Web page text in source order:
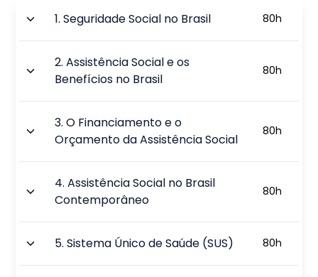
1.Seguridade Social no Brasil 80h
2.Assistência Social e os
Benefícios no Brasil
80h
3.O Financiamento e o
Orçamento da Assistência Social
80h
4.Assistência Social no Brasil
Contemporâneo
80h
5.Sistema Único de Saúde (SUS) 80h